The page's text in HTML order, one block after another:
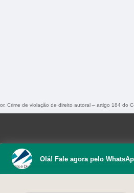
Crime de violação de direito autoral – artigo 184 do
Olá! Fale agora pelo